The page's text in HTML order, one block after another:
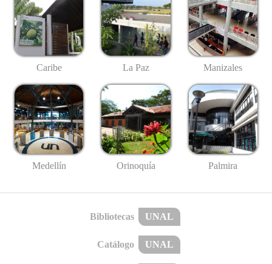
Caribe La Paz Manizales
Medellín Orinoquía Palmira
Bibliotecas UNAL
Catálogo UNAL